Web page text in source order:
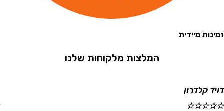
מיידית
המלצות מלקוחות שלנו
☆
☆